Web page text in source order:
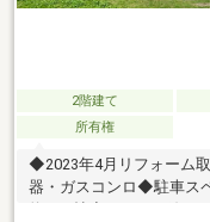
2階建て
所有権
◆2023年4月リフォーム
器・ガスコンロ◆駐車ス